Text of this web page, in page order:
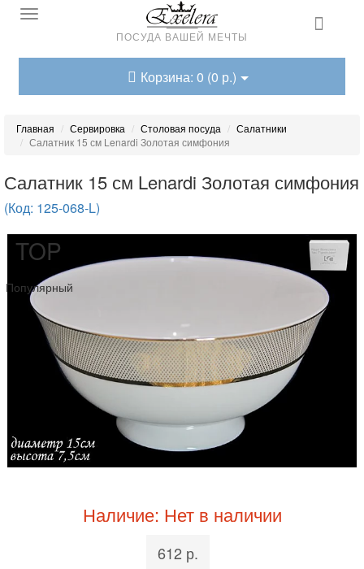
ПОСУДА ВАШЕЙ МЕЧТЫ
Корзина: 0 (0 р.)
Главная Сервировка Столовая посуда
Салатники
Салатник 15 см Lenardi Золотая симфония
Салатник 15 см Lenardi Золотая симфония
(Код: 125-068-L)
TOP
Популярный
Наличие: Нет в наличии
612 р.